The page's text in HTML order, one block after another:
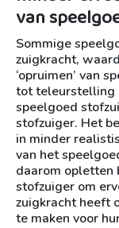
van
Sommige
zuigkracht,
‘opruimen’ van
tot teleurstelling
speelgoed
stofzuiger. Het
in minder
van het
daarom opletten
stofzuiger om
zuigkracht heeft
te maken voor